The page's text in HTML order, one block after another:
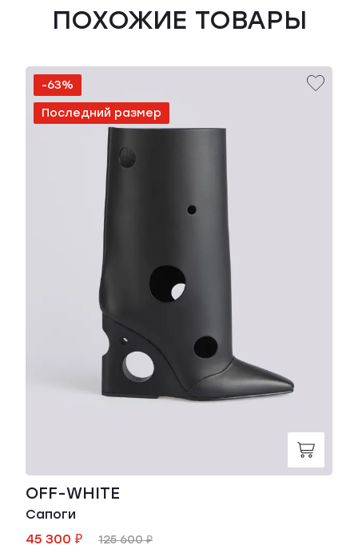
ПОХОЖИЕ ТОВАРЫ
-63%
Последний размер
OFF-WHITE
Сапоги
45 300 ₽
125 600 ₽